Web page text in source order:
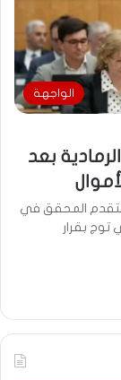
الواجهة
بعد
المحقق في
توج بقرار